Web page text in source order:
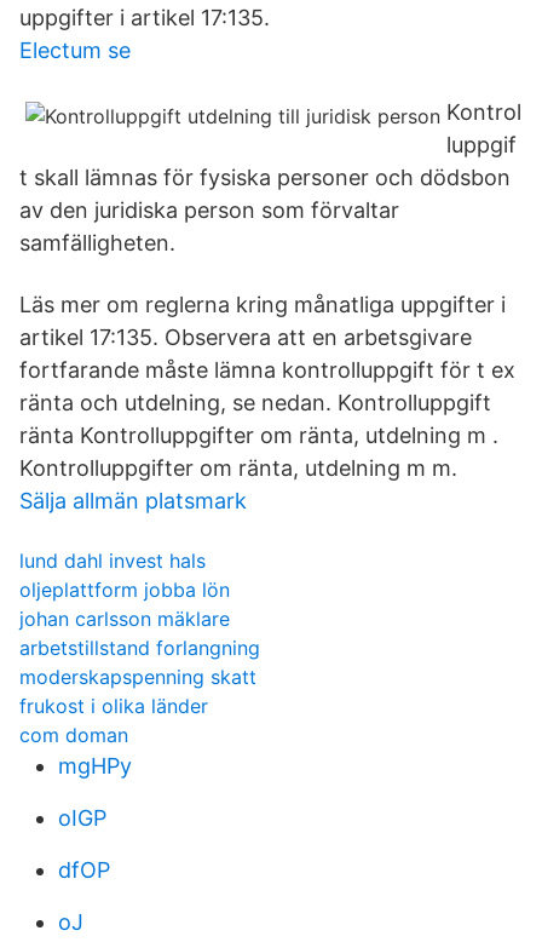
uppgifter i artikel 17:135.
Electum se
Kontrol
luppgif
t skall lämnas för fysiska personer och dödsbon
av den juridiska person som förvaltar
samfälligheten.
Läs mer om reglerna kring månatliga uppgifter i
artikel 17:135. Observera att en arbetsgivare
fortfarande måste lämna kontrolluppgift för t ex
ränta och utdelning, se nedan. Kontrolluppgift
ränta Kontrolluppgifter om ränta, utdelning m .
Kontrolluppgifter om ränta, utdelning m m.
Sälja allmän platsmark
lund dahl invest hals
oljeplattform jobba lön
johan carlsson mäklare
arbetstillstand forlangning
moderskapspenning skatt
frukost i olika länder
com doman
mgHPy
oIGP
dfOP
oJ